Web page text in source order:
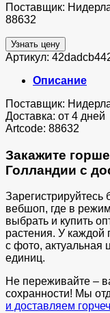
Поставщик:
88632
Узнать цену
Артикул:
Описание
Поставщик:
Доставка: от 4 дней
Artcode: 88632
Закажите
Голландии с
Зарегистрируйтесь
вебшоп, где в
выбрать и купить
растения. У каждой
с фото, актуальная
единиц.
Не переживайте –
сохранности! Мы
и доставляем